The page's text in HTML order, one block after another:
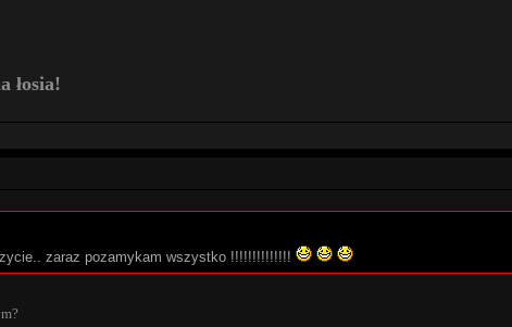
łosia!
zaraz pozamykam wszystko !!!!!!!!!!!!!!